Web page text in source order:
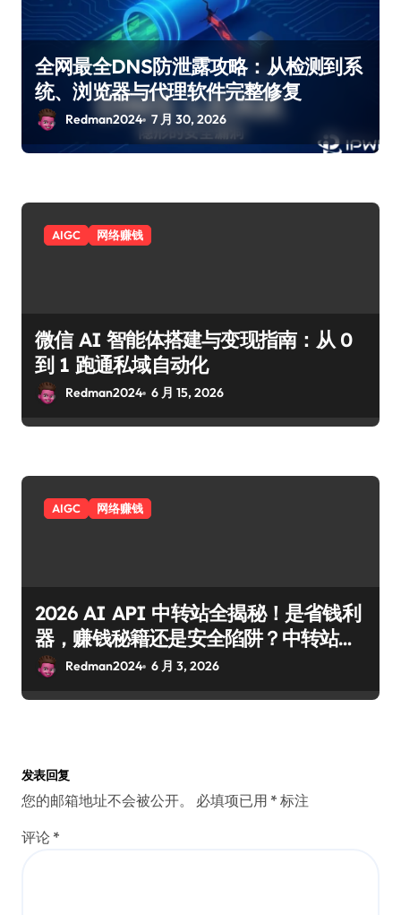
全网最全DNS防泄露攻略：从检测到系
统、浏览器与代理软件完整修复
Redman2024 7 月 30, 2026
AIGC 网络赚钱
微信 AI 智能体搭建与变现指南：从 0
到 1 跑通私域自动化
Redman2024 6 月 15, 2026
AIGC 网络赚钱
2026 AI API 中转站全揭秘！是省钱利
器，赚钱秘籍还是安全陷阱？中转站低
价内幕、避坑工具与正规副业路线！
Redman2024 6 月 3, 2026
发表回复
您的邮箱地址不会被公开。 必填项已用 * 标注
评论 *